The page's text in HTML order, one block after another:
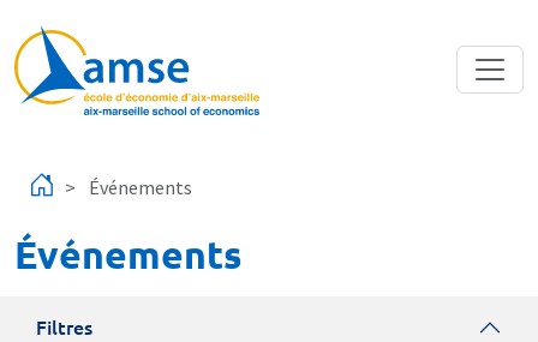
Événements
Événements
Filtres